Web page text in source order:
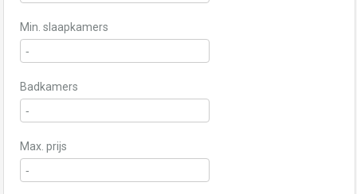
Min. slaapkamers
Badkamers
Max. prijs